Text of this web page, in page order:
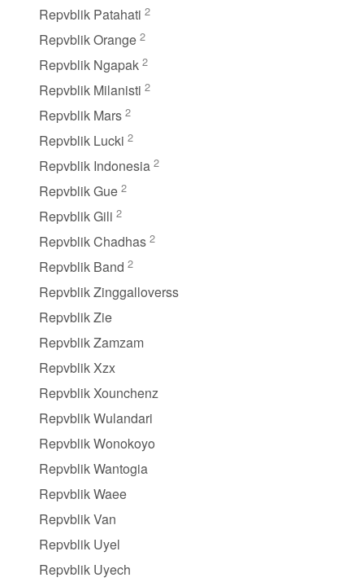
Repvblik Patahati 2
Repvblik Orange 2
Repvblik Ngapak 2
Repvblik Milanisti 2
Repvblik Mars 2
Repvblik Lucki 2
Repvblik Indonesia 2
Repvblik Gue 2
Repvblik Gili 2
Repvblik Chadhas 2
Repvblik Band 2
Repvblik Zinggalloverss
Repvblik Zie
Repvblik Zamzam
Repvblik Xzx
Repvblik Xounchenz
Repvblik Wulandari
Repvblik Wonokoyo
Repvblik Wantogia
Repvblik Waee
Repvblik Van
Repvblik Uyel
Repvblik Uyech